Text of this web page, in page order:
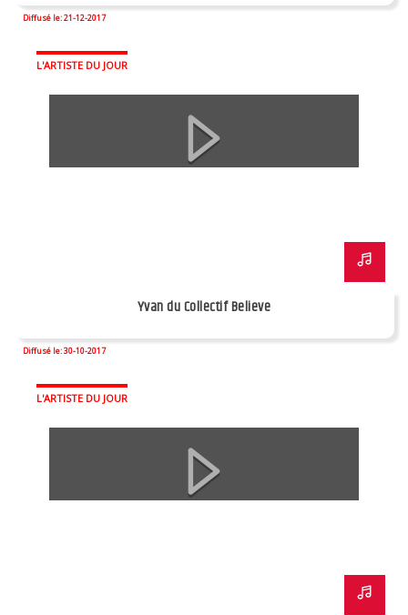
Diffusé le: 21-12-2017
L'ARTISTE DU JOUR
Yvan du Collectif Believe
Diffusé le: 30-10-2017
L'ARTISTE DU JOUR